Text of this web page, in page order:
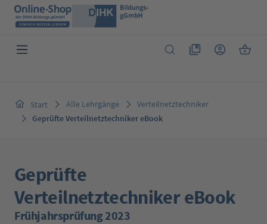
Zum Hauptinhalt springen
Du hast 0 Produkte
Start Alle Lehrgänge
Verteilnetztechniker
Geprüfte Verteilnetztechniker eBook
Geprüfte
Verteilnetztechniker eBook
Frühjahrsprüfung 2023